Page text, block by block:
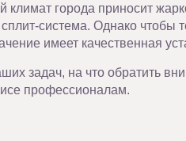
города приносит
система. Однако чтобы
имеет качественная
задач, на что обратить
профессионалам.